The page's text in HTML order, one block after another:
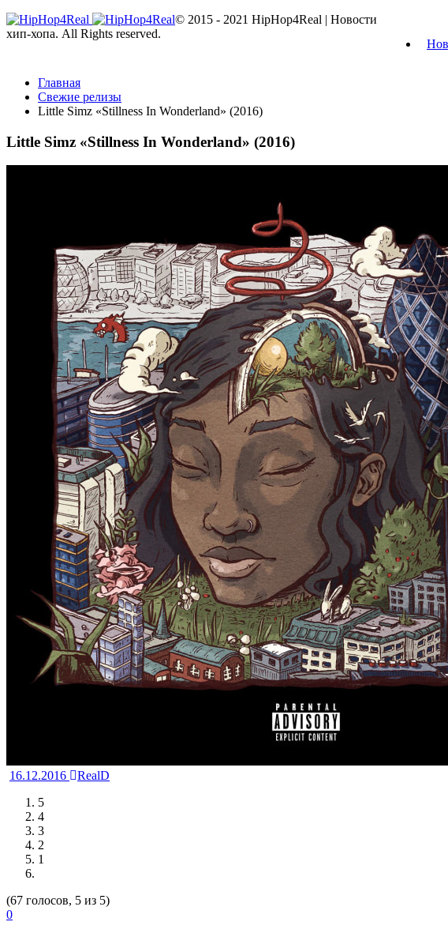
Главная
Свежие релизы
Little Simz «Stillness In Wonderland» (2016)
Little Simz «Stillness In Wonderland» (2016)
16.12.2016
RealD
5
4
3
2
1
(67 голосов, 5 из 5)
0
© 2015 - 2021 HipHop4Real | Новости
хип-хопа. All Rights reserved.